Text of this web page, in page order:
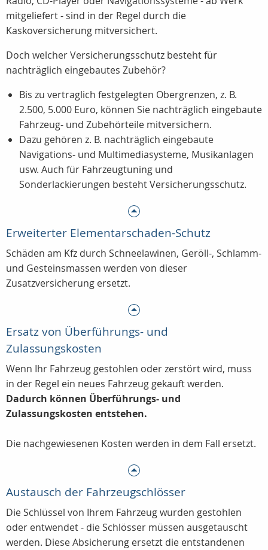
mitgeliefert - sind in der Regel durch die
Kaskoversicherung mitversichert.
Doch welcher Versicherungsschutz besteht für
nachträglich eingebautes Zubehör?
Bis zu vertraglich festgelegten Obergrenzen, z. B.
2.500, 5.000 Euro, können Sie nachträglich eingebaute
Fahrzeug- und Zubehörteile mitversichern.
Dazu gehören z. B. nachträglich eingebaute
Navigations- und Multimediasysteme, Musikanlagen
usw. Auch für Fahrzeugtuning und
Sonderlackierungen besteht Versicherungsschutz.
Erweiterter Elementarschaden-Schutz
Schäden am Kfz durch Schneelawinen, Geröll-, Schlamm-
und Gesteinsmassen werden von dieser
Zusatzversicherung ersetzt.
Ersatz von Überführungs- und
Zulassungskosten
Wenn Ihr Fahrzeug gestohlen oder zerstört wird, muss
in der Regel ein neues Fahrzeug gekauft werden.
Dadurch können Überführungs- und
Zulassungskosten entstehen.
Die nachgewiesenen Kosten werden in dem Fall ersetzt.
Austausch der Fahrzeugschlösser
Die Schlüssel von Ihrem Fahrzeug wurden gestohlen
oder entwendet - die Schlösser müssen ausgetauscht
werden. Diese Absicherung ersetzt die entstandenen